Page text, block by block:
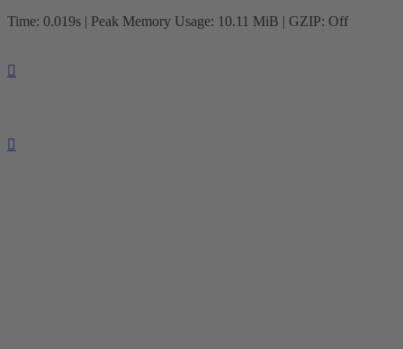
Time: 0.019s | Peak Memory Usage: 10.11 MiB | GZIP: Off